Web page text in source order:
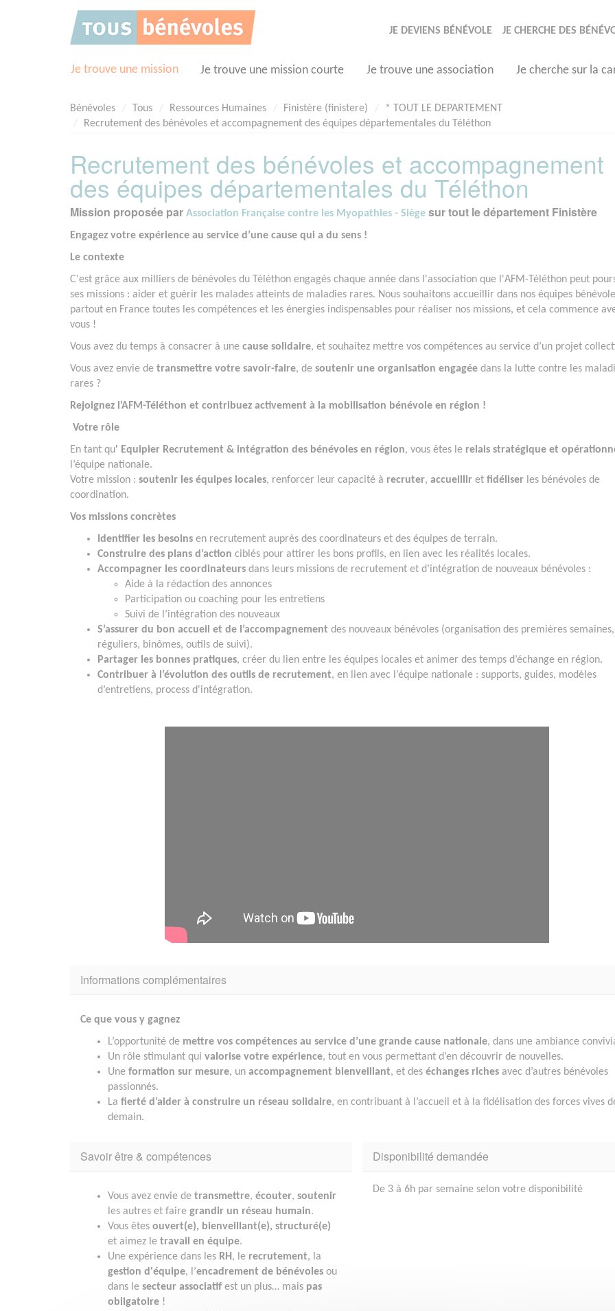
JE DEVIENS BÉNÉVOLE JE CHERCHE DES
Je trouve une mission Je trouve une mission courte Je trouve une association Je cherche sur la
Bénévoles Tous Ressources Humaines Finistère (finistere)
* TOUT LE DEPARTEMENT
Recrutement des bénévoles et accompagnement des équipes départementales du Téléthon
Recrutement des bénévoles et accompagnement
des équipes départementales du Téléthon
Mission proposée par Association Française contre les Myopathies - Siège sur tout le département Finistère
Engagez votre expérience au service d’une cause qui a du sens !
Le contexte
C'est grâce aux milliers de bénévoles du Téléthon engagés chaque année dans l'association que l'AFM-Téléthon peut
ses missions : aider et guérir les malades atteints de maladies rares. Nous souhaitons accueillir dans nos équipes
partout en France toutes les compétences et les énergies indispensables pour réaliser nos missions, et cela commence
vous !
Vous avez du temps à consacrer à une cause solidaire, et souhaitez mettre vos compétences au service d’un projet
Vous avez envie de transmettre votre savoir-faire, de soutenir une organisation engagée dans la lutte contre les
rares ?
Rejoignez l’AFM-Téléthon et contribuez activement à la mobilisation bénévole en région !
Votre rôle
En tant qu' Equipier Recrutement & intégration des bénévoles en région, vous êtes le relais stratégique et
l’équipe nationale.
Votre mission : soutenir les équipes locales, renforcer leur capacité à recruter, accueillir et fidéliser les bénévoles de
coordination.
Vos missions concrètes
Identifier les besoins en recrutement auprès des coordinateurs et des équipes de terrain.
Construire des plans d’action ciblés pour attirer les bons profils, en lien avec les réalités locales.
Accompagner les coordinateurs dans leurs missions de recrutement et d’intégration de nouveaux bénévoles :
Aide à la rédaction des annonces
Participation ou coaching pour les entretiens
Suivi de l’intégration des nouveaux
S’assurer du bon accueil et de l’accompagnement des nouveaux bénévoles (organisation des premières
réguliers, binômes, outils de suivi).
Partager les bonnes pratiques, créer du lien entre les équipes locales et animer des temps d’échange en région.
Contribuer à l’évolution des outils de recrutement, en lien avec l’équipe nationale : supports, guides, modèles
d’entretiens, process d'intégration.
Informations complémentaires
Ce que vous y gagnez
L’opportunité de mettre vos compétences au service d’une grande cause nationale, dans une ambiance
Un rôle stimulant qui valorise votre expérience, tout en vous permettant d’en découvrir de nouvelles.
Une formation sur mesure, un accompagnement bienveillant, et des échanges riches avec d’autres bénévoles
passionnés.
La fierté d’aider à construire un réseau solidaire, en contribuant à l’accueil et à la fidélisation des forces vives
demain.
Savoir être & compétences
Vous avez envie de transmettre, écouter, soutenir
les autres et faire grandir un réseau humain.
Vous êtes ouvert(e), bienveillant(e), structuré(e)
et aimez le travail en équipe.
Une expérience dans les RH , le recrutement, la
gestion d'équipe, l’encadrement de bénévoles ou
dans le secteur associatif est un plus… mais pas
obligatoire !
Disponibilité demandée
De 3 à 6h par semaine selon votre disponibilité